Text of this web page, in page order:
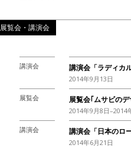
展覧会・講演会
講演会 講演会「ラディカ
2014年9月13日
展覧会 展覧会｢ムサビの
2014年9月8日–2014
講演会 講演会「日本のロ
2014年6月21日